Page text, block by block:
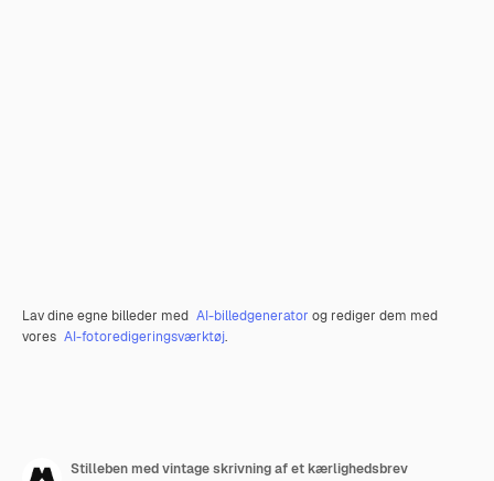
Lav dine egne billeder med AI-billedgenerator og rediger dem med
vores AI-fotoredigeringsværktøj.
Stilleben med vintage skrivning af et kærlighedsbrev